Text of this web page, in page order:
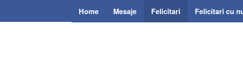
Home Mesaje Felicitari Felicitari cu